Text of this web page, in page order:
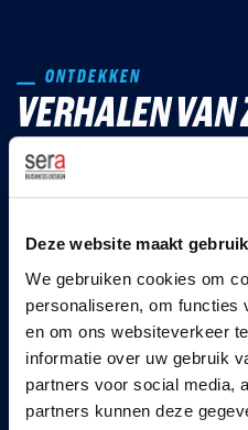
Deze website maakt
We gebruiken cookies om
personaliseren, om functies
en om ons websiteverkeer
informatie over uw gebruik
partners voor social media,
partners kunnen deze
ONTDEKKEN
VERHALEN